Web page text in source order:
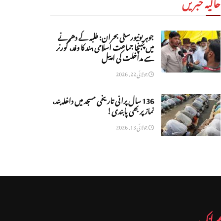
جوہر یونیورسٹی بحران: طلبہ کے دھرنے
میں پہنچا جماعت اسلامی ہند کا وفد، گورنر
سے مداخلت کی اپیل
جولائی 22, 2026
136 سال پرانی تاریخی مسجد میں داخلہ بند،
نماز پر بھی پابندی!
جولائی 13, 2026